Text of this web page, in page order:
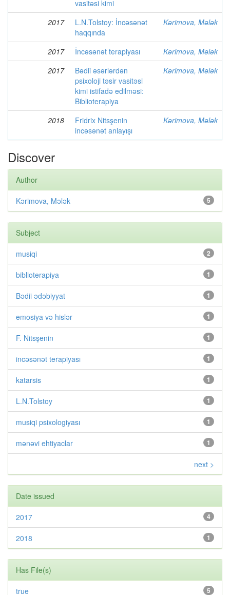
vasitəsi kimi
2017
L.N.Tolstoy: İncəsənət
haqqında
Kərimova, Mələk
2017 İncəsənət terapiyası
Kərimova, Mələk
2017
Bədii əsərlərdən
psixoloji təsir vasitəsi
kimi istifadə edilməsi:
Biblioterapiya
Kərimova, Mələk
2018
Fridrix Nitsşenin
incəsənət anlayışı
Kərimova, Mələk
Discover
Author
5
Kərimova, Mələk
Subject
2
musiqi
1
biblioterapiya
1
Bədii ədəbiyyat
1
emosiya və hislər
1
F. Nitsşenin
1
incəsənət terapiyası
1
katarsis
1
L.N.Tolstoy
1
musiqi psixologiyası
1
mənəvi ehtiyaclar
next >
Date issued
4
2017
1
2018
Has File(s)
5
true